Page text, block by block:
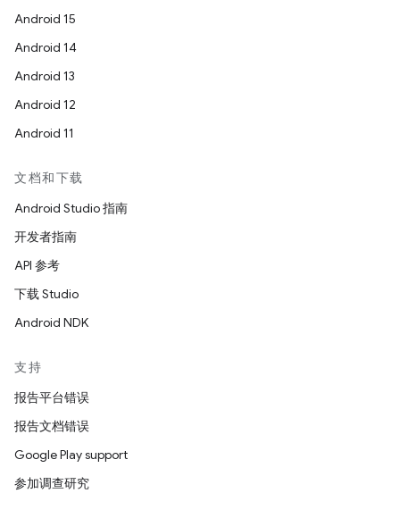
Android 15
Android 14
Android 13
Android 12
Android 11
文档和下载
Android Studio 指南
开发者指南
API 参考
下载 Studio
Android NDK
支持
报告平台错误
报告文档错误
Google Play support
参加调查研究